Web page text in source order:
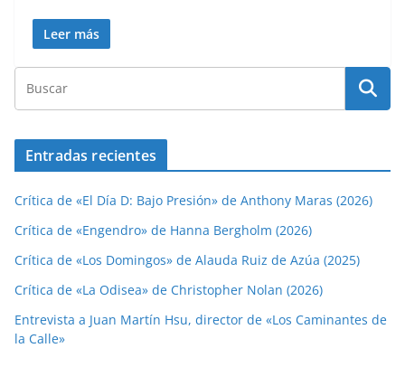
Leer más
Entradas recientes
Crítica de «El Día D: Bajo Presión» de Anthony Maras (2026)
Crítica de «Engendro» de Hanna Bergholm (2026)
Crítica de «Los Domingos» de Alauda Ruiz de Azúa (2025)
Crítica de «La Odisea» de Christopher Nolan (2026)
Entrevista a Juan Martín Hsu, director de «Los Caminantes de
la Calle»